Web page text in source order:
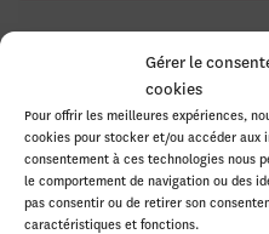
Gérer le
cookies
Pour offrir les meilleures expériences,
cookies pour stocker et/ou accéder aux
consentement à ces technologies nous
le comportement de navigation ou des
pas consentir ou de retirer son
caractéristiques et fonctions.
SPÉCIFICATIONS
ANNÉE :
ODOMÈTRE: